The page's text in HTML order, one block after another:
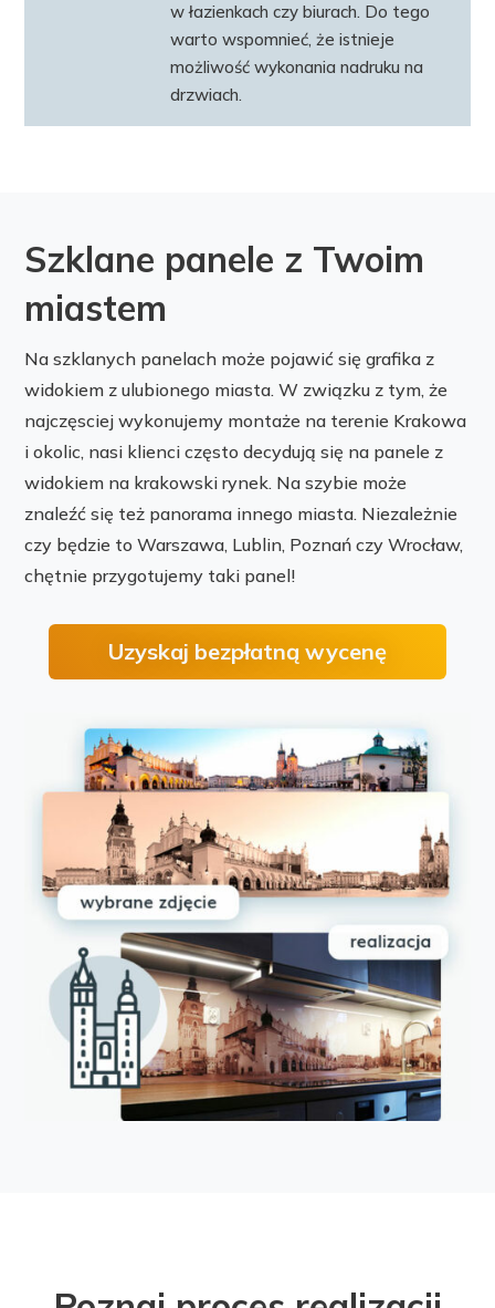
w łazienkach czy biurach. Do tego
warto wspomnieć, że istnieje
możliwość wykonania nadruku na
drzwiach.
Szklane panele z Twoim
miastem
Na szklanych panelach może pojawić się grafika z
widokiem z ulubionego miasta. W związku z tym, że
najczęsciej wykonujemy montaże na terenie Krakowa
i okolic, nasi klienci często decydują się na panele z
widokiem na krakowski rynek. Na szybie może
znaleźć się też panorama innego miasta. Niezależnie
czy będzie to Warszawa, Lublin, Poznań czy Wrocław,
chętnie przygotujemy taki panel!
Uzyskaj bezpłatną wycenę